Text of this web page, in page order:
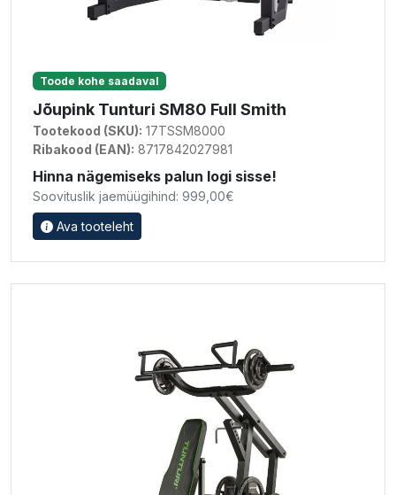
Toode kohe saadaval
Jõupink Tunturi SM80 Full Smith
Tootekood (SKU): 17TSSM8000
Ribakood (EAN): 8717842027981
Hinna nägemiseks palun logi sisse!
Soovituslik jaemüügihind: 999,00€
Ava tooteleht